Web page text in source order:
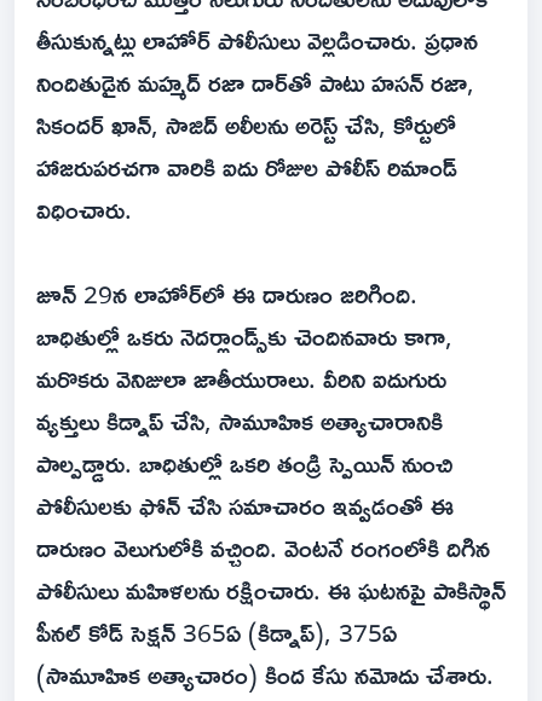
తీసుకున్నట్లు లాహోర్ పోలీసులు వెల్లడించారు. ప్రధాన
నిందితుడైన మహ్మద్ రజా దార్‌తో పాటు హసన్ రజా,
సికందర్ ఖాన్, సాజిద్ అలీలను అరెస్ట్ చేసి, కోర్టులో
హాజరుపరచగా వారికి ఐదు రోజుల పోలీస్ రిమాండ్
విధించారు.
జూన్ 29న లాహోర్‌లో ఈ దారుణం జరిగింది.
బాధితుల్లో ఒకరు నెదర్లాండ్స్‌కు చెందినవారు కాగా,
మరొకరు వెనిజులా జాతీయురాలు. వీరిని ఐదుగురు
వ్యక్తులు కిడ్నాప్ చేసి, సామూహిక అత్యాచారానికి
పాల్పడ్డారు. బాధితుల్లో ఒకరి తండ్రి స్పెయిన్ నుంచి
పోలీసులకు ఫోన్ చేసి సమాచారం ఇవ్వడంతో ఈ
దారుణం వెలుగులోకి వచ్చింది. వెంటనే రంగంలోకి దిగిన
పోలీసులు మహిళలను రక్షించారు. ఈ ఘటనపై పాకిస్థాన్
పీనల్ కోడ్ సెక్షన్ 365ఏ (కిడ్నాప్), 375ఏ
(సామూహిక అత్యాచారం) కింద కేసు నమోదు చేశారు.